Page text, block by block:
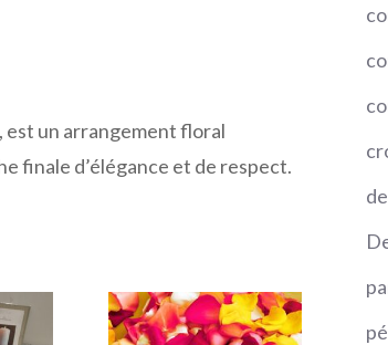
est un arrangement floral
finale d’élégance et de respect.